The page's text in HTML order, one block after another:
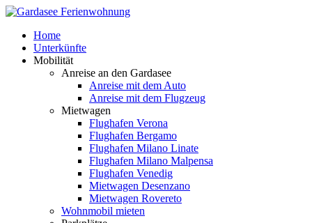
Home
Unterkünfte
Mobilität
Anreise an den Gardasee
Anreise mit dem Auto
Anreise mit dem Flugzeug
Mietwagen
Flughafen Verona
Flughafen Bergamo
Flughafen Milano Linate
Flughafen Milano Malpensa
Flughafen Venedig
Mietwagen Desenzano
Mietwagen Rovereto
Wohnmobil mieten